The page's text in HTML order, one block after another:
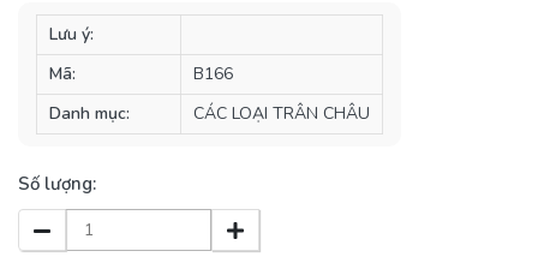
Lưu ý:
Mã:
B166
Danh mục:
CÁC LOẠI TRÂN CHÂU
Số lượng: